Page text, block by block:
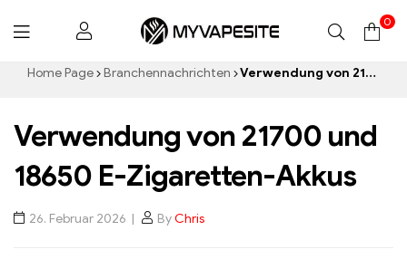
Myvapesite.de
0
Home Page Branchennachrichten Verwendung von 21700 und 18650 E-Zigaretten-Akkus
Verwendung von 21700 und
18650 E-Zigaretten-Akkus
26. Februar 2026 ByChris